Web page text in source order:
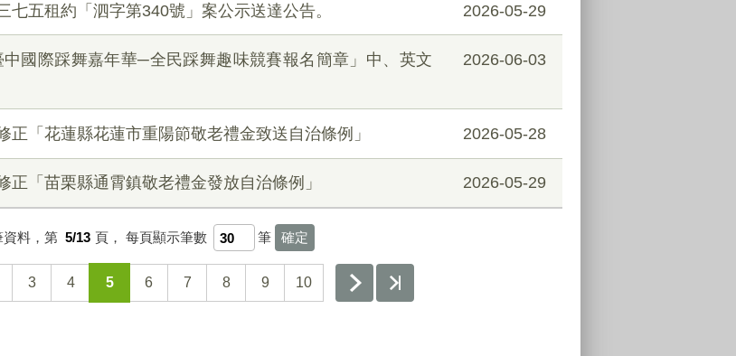
五租約「泗字第340號」案公示送達公告。 2026-05-29
國際踩舞嘉年華─全民踩舞趣味競賽報名簡章」中、英文
2026-06-03
「花蓮縣花蓮市重陽節敬老禮金致送自治條例」 2026-05-28
「苗栗縣通霄鎮敬老禮金發放自治條例」 2026-05-29
資料，第 5/13 頁， 每頁顯示筆數 筆
3 4 5 6 7 8 9 10